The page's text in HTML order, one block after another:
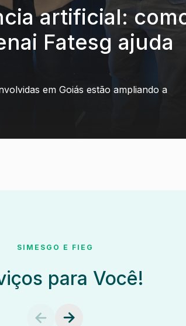
artificial:
Fatesg ajuda
em Goiás estão ampliando a
SIMESGO E FIEG
para Você!